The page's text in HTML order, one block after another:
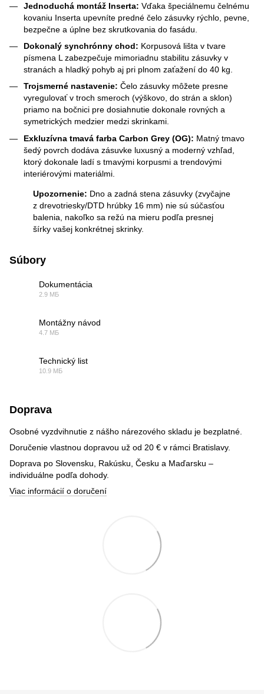
Jednoduchá montáž Inserta: Vďaka špeciálnemu čelnému
kovaniu Inserta upevníte predné čelo zásuvky rýchlo, pevne,
bezpečne a úplne bez skrutkovania do fasádu.
Dokonalý synchrónny chod: Korpusová lišta v tvare
písmena L zabezpečuje mimoriadnu stabilitu zásuvky v
stranách a hladký pohyb aj pri plnom zaťažení do 40 kg.
Trojsmerné nastavenie: Čelo zásuvky môžete presne
vyregulovať v troch smeroch (výškovo, do strán a sklon)
priamo na bočnici pre dosiahnutie dokonale rovných a
symetrických medzier medzi skrinkami.
Exkluzívna tmavá farba Carbon Grey (OG): Matný tmavo
šedý povrch dodáva zásuvke luxusný a moderný vzhľad,
ktorý dokonale ladí s tmavými korpusmi a trendovými
interiérovými materiálmi.
Upozornenie: Dno a zadná stena zásuvky (zvyčajne
z drevotriesky/DTD hrúbky 16 mm) nie sú súčasťou
balenia, nakoľko sa režú na mieru podľa presnej
šírky vašej konkrétnej skrinky.
Súbory
Dokumentácia
2.9 МБ
Montážny návod
4.7 МБ
Technický list
10.9 МБ
Doprava
Osobné vyzdvihnutie z nášho nárezového skladu je bezplatné.
Doručenie vlastnou dopravou už od 20 € v rámci Bratislavy.
Doprava po Slovensku, Rakúsku, Česku a Maďarsku –
individuálne podľa dohody.
Viac informácií o doručení